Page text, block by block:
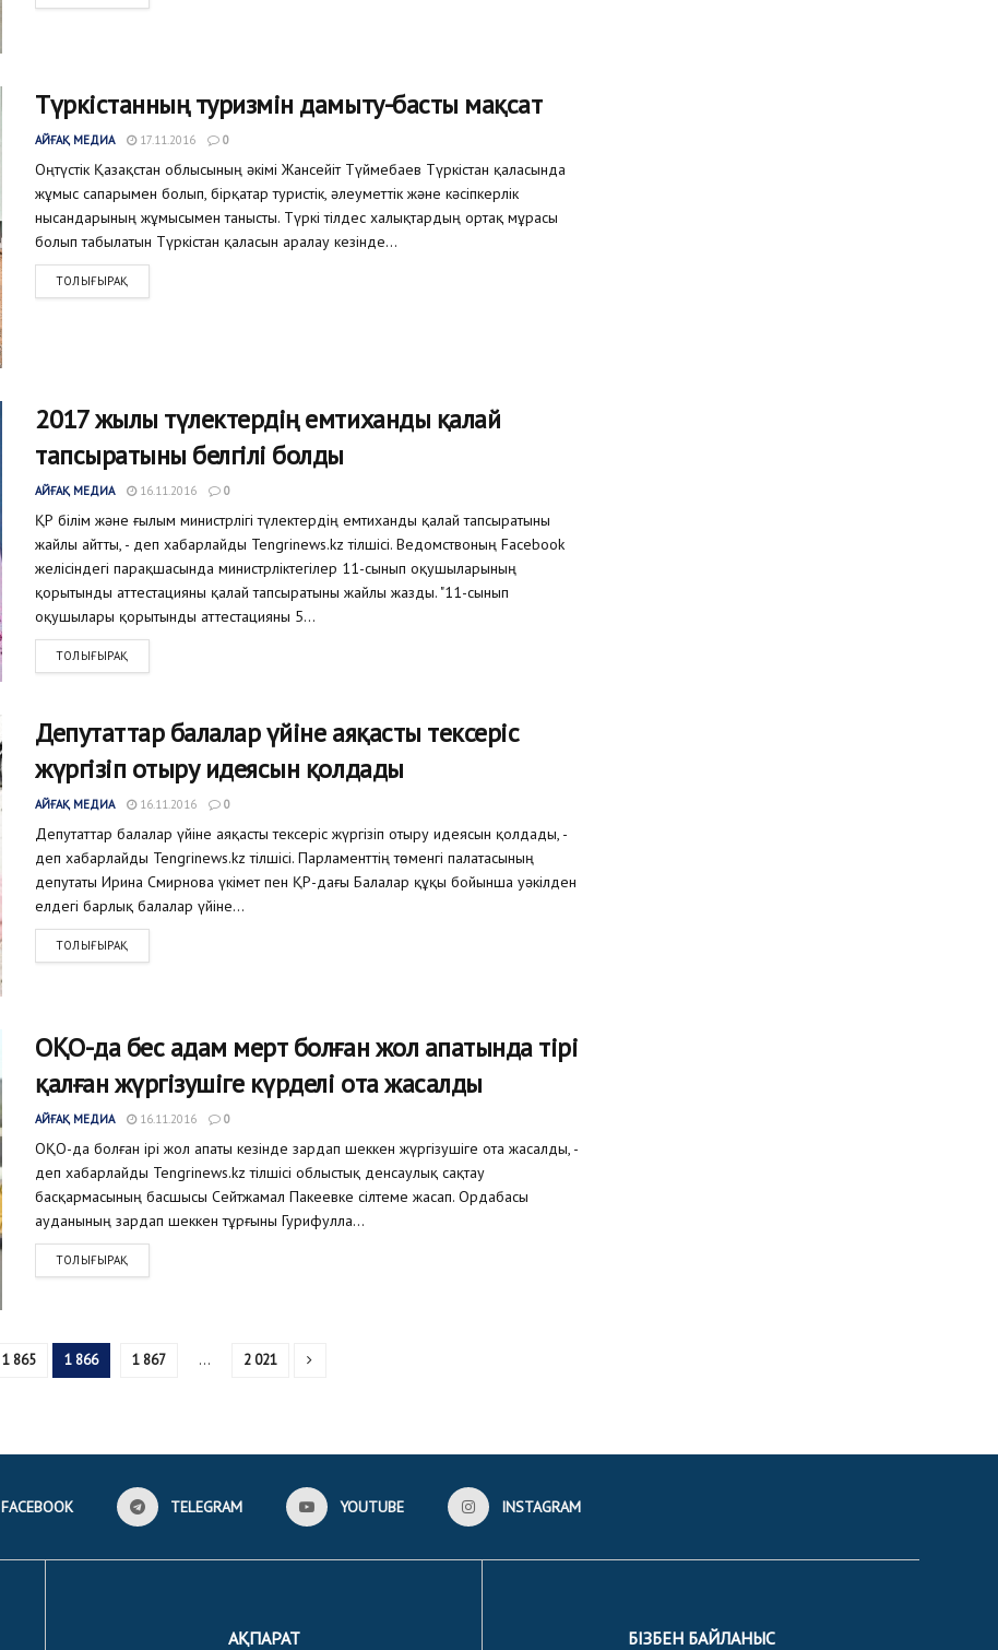
Түркістанның туризмін дамыту-басты мақсат
АЙҒАҚ МЕДИА 17.11.2016 0
Оңтүстік Қазақстан облысының әкімі Жансейіт Түймебаев Түркістан қаласында
жұмыс сапарымен болып, бірқатар туристік, әлеуметтік және кәсіпкерлік
нысандарының жұмысымен танысты. Түркі тілдес халықтардың ортақ мұрасы
болып табылатын Түркістан қаласын аралау кезінде...
ТОЛЫҒЫРАҚ
2017 жылы түлектердің емтиханды қалай
тапсыратыны белгілі болды
АЙҒАҚ МЕДИА 16.11.2016 0
ҚР білім және ғылым министрлігі түлектердің емтиханды қалай тапсыратыны
жайлы айтты, - деп хабарлайды Tengrinews.kz тілшісі. Ведомствоның Facebook
желісіндегі парақшасында министрліктегілер 11-сынып оқушыларының
қорытынды аттестацияны қалай тапсыратыны жайлы жазды. "11-сынып
оқушылары қорытынды аттестацияны 5...
ТОЛЫҒЫРАҚ
Депутаттар балалар үйіне аяқасты тексеріс
жүргізіп отыру идеясын қолдады
АЙҒАҚ МЕДИА 16.11.2016 0
Депутаттар балалар үйіне аяқасты тексеріс жүргізіп отыру идеясын қолдады, -
деп хабарлайды Tengrinews.kz тілшісі. Парламенттің төменгі палатасының
депутаты Ирина Смирнова үкімет пен ҚР-дағы Балалар құқы бойынша уәкілден
елдегі барлық балалар үйіне...
ТОЛЫҒЫРАҚ
ОҚО-да бес адам мерт болған жол апатында тірі
қалған жүргізушіге күрделі ота жасалды
АЙҒАҚ МЕДИА 16.11.2016 0
ОҚО-да болған ірі жол апаты кезінде зардап шеккен жүргізушіге ота жасалды, -
деп хабарлайды Tengrinews.kz тілшісі облыстық денсаулық сақтау
басқармасының басшысы Сейтжамал Пакеевке сілтеме жасап. Ордабасы
ауданының зардап шеккен тұрғыны Гурифулла...
ТОЛЫҒЫРАҚ
1 865 1 866 1 867 … 2 021
FACEBOOK TELEGRAM YOUTUBE INSTAGRAM
АҚПАРАТ БІЗБЕН БАЙЛАНЫС